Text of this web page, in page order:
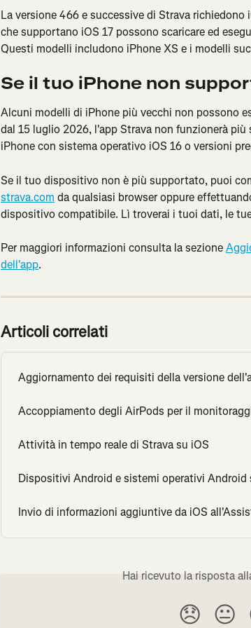
La versione 466 e successive di Strava
che supportano iOS 17 possono scaricare ed
Questi modelli includono iPhone XS e i modelli
Se il tuo iPhone non
Alcuni modelli di iPhone più vecchi non possono
dal 15 luglio 2026, l'app Strava non funzionerà
iPhone con sistema operativo iOS 16 o versioni
Se il tuo dispositivo non è più supportato, puoi
strava.com da qualsiasi browser oppure
dispositivo compatibile. Lì troverai i tuoi dati, le
Per maggiori informazioni consulta la sezione
dell'app.
Articoli correlati
Aggiornamento dei requisiti della versione
Accoppiamento degli AirPods per il
Attività in tempo reale di Strava su iOS
Dispositivi Android e sistemi operativi
Invio di informazioni aggiuntive da iOS
Hai ricevuto la risposta
😞 😐